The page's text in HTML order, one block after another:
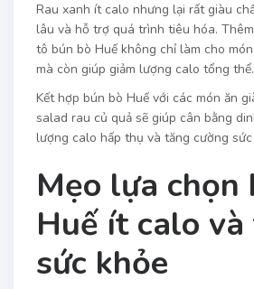
Rau xanh ít calo nhưng lại rất giàu
lâu và hỗ trợ quá trình tiêu hóa.
tô bún bò Huế không chỉ làm cho
mà còn giúp giảm lượng calo tổng thể.
Kết hợp bún bò Huế với các món ăn
salad rau củ quả sẽ giúp cân bằng
lượng calo hấp thụ và tăng cường sức
Mẹo lựa chọn
Huế ít calo
sức khỏe